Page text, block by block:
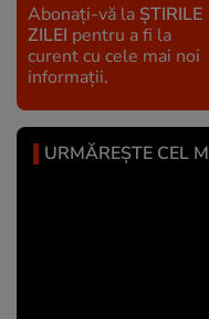
Abonați-vă la ȘTIRILE
ZILEI pentru a fi la
curent cu cele mai noi
informații.
URMĂREȘTE CEL